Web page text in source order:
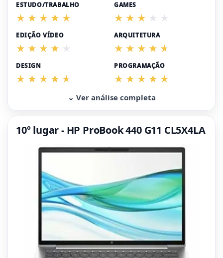
ESTUDO/TRABALHO GAMES
EDIÇÃO VÍDEO ARQUITETURA
DESIGN PROGRAMAÇÃO
⌄ Ver análise completa
10º lugar - HP ProBook 440 G11 CL5X4LA